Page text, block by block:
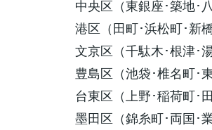
中央区（東銀座･築地･
港区（田町･浜松町･新
文京区（千駄木･根津･
豊島区（池袋･椎名町･
台東区（上野･稲荷町･
墨田区（錦糸町･両国･